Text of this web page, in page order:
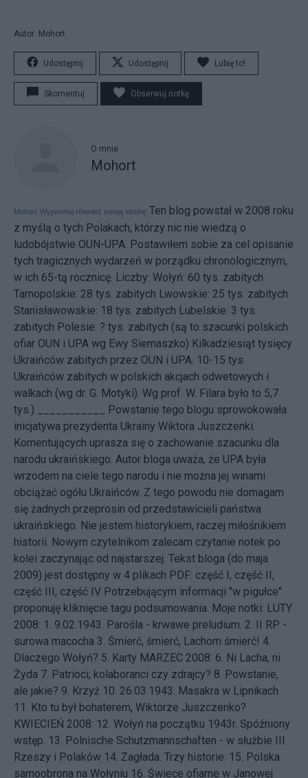
Autor: Mohort
Udostępnij Udostępnij Lubię to!
Skomentuj Obserwuj notkę
O mnie
Mohort
Mohort Wypromuj również swoją stronę Ten blog powstał w 2008 roku
z myślą o tych Polakach, którzy nic nie wiedzą o
ludobójstwie OUN-UPA. Postawiłem sobie za cel opisanie
tych tragicznych wydarzeń w porządku chronologicznym,
w ich 65-tą rocznicę. Liczby: Wołyń: 60 tys. zabitych
Tarnopolskie: 28 tys. zabitych Lwowskie: 25 tys. zabitych
Stanisławowskie: 18 tys. zabitych Lubelskie: 3 tys.
zabitych Polesie: ? tys. zabitych (są to szacunki polskich
ofiar OUN i UPA wg Ewy Siemaszko) Kilkadziesiąt tysięcy
Ukraińców zabitych przez OUN i UPA. 10-15 tys.
Ukraińców zabitych w polskich akcjach odwetowych i
walkach (wg dr. G. Motyki). Wg prof. W. Filara było to 5,7
tys.) ___________ Powstanie tego blogu sprowokowała
inicjatywa prezydenta Ukrainy Wiktora Juszczenki.
Komentujących uprasza się o zachowanie szacunku dla
narodu ukraińskiego. Autor bloga uważa, że UPA była
wrzodem na ciele tego narodu i nie można jej winami
obciążać ogółu Ukraińców. Z tego powodu nie domagam
się żadnych przeprosin od przedstawicieli państwa
ukraińskiego. Nie jestem historykiem, raczej miłośnikiem
historii. Nowym czytelnikom zalecam czytanie notek po
kolei zaczynając od najstarszej. Tekst bloga (do maja
2009) jest dostępny w 4 plikach PDF: część I, część II,
część III, część IV Potrzebującym informacji "w pigułce"
proponuję kliknięcie tagu podsumowania . Moje notki: LUTY
2008: 1. 9.02.1943. Parośla - krwawe preludium. 2. II RP -
surowa macocha 3. Śmierć, śmierć, Lachom śmierć! 4.
Dlaczego Wołyń? 5. Karty MARZEC 2008: 6. Ni Lacha, ni
Żyda 7. Patrioci, kolaboranci czy zdrajcy? 8. Powstanie,
ale jakie? 9. Krzyż 10. 26.03.1943. Masakra w Lipnikach
11.
Kto tu był bohaterem, Wiktorze Juszczenko?
KWIECIEŃ 2008: 12. Wołyń na początku 1943r. Spóźniony
wstęp. 13. Polnische Schutzmannschaften - w służbie III
Rzeszy i Polaków 14. Zagłada. Trzy historie. 15. Polska
samoobrona na Wołyniu 16. Świece ofiarne w Janowej